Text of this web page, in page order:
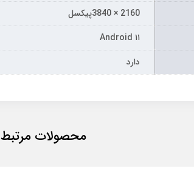
2160 × 3840پیکسل
Android ۱۱
دارد
محصولات مرتبط